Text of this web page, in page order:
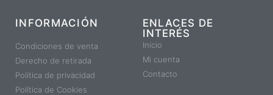
INFORMACIÓN
Condiciones de venta
Derecho de retirada
Política de privacidad
Política de Cookies
ENLACES DE
INTERÉS
Inicio
Mi cuenta
Contacto